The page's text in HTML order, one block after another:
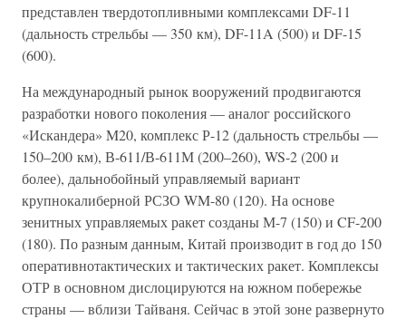
представлен твердотопливными комплексами DF-11
(дальность стрельбы — 350 км), DF-11A (500) и DF-15
(600).
На международный рынок вооружений продвигаются
разработки нового поколения — аналог российского
«Искандера» M20, комплекс Р-12 (дальность стрельбы —
150–200 км), В-611/В-611М (200–260), WS-2 (200 и
более), дальнобойный управляемый вариант
крупнокалиберной РСЗО WM-80 (120). На основе
зенитных управляемых ракет созданы М-7 (150) и CF-200
(180). По разным данным, Китай производит в год до 150
оперативнотактических и тактических ракет. Комплексы
ОТР в основном дислоцируются на южном побережье
страны — вблизи Тайваня. Сейчас в этой зоне развернуто